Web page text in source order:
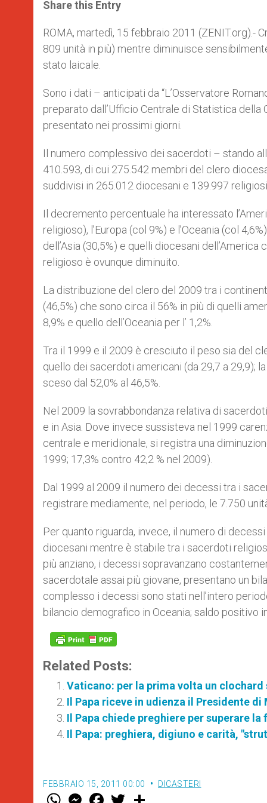
s
p
p
e
g
e
b
o
k
r
Share this Entry
ROMA, martedì, 15 febbraio 2011 (ZENIT.org).-
809 unità in più) mentre diminuisce
stato laicale.
Sono i dati – anticipati da “L’Osservatore
preparato dall’Ufficio Centrale di Statistica
presentato nei prossimi giorni.
Il numero complessivo dei sacerdoti – stando
410.593, di cui 275.542 membri del clero
suddivisi in 265.012 diocesani e 139.997 religiosi.
Il decremento percentuale ha interessato
religioso), l’Europa (col 9%) e l’Oceania (col
dell’Asia (30,5%) e quelli diocesani
religioso è ovunque diminuito.
La distribuzione del clero del 2009 tra i
(46,5%) che sono circa il 56% in più di quelli
8,9% e quello dell’Oceania per l’ 1,2%.
Tra il 1999 e il 2009 è cresciuto il peso sia del
quello dei sacerdoti americani (da 29,7 a 29,9);
sceso dal 52,0% al 46,5%.
Nel 2009 la sovrabbondanza relativa di
e in Asia. Dove invece sussisteva nel 1999
centrale e meridionale, si registra una
1999; 17,3% contro 42,2 % nel 2009).
Dal 1999 al 2009 il numero dei decessi tra i
registrare mediamente, nel periodo, le 7.750
Per quanto riguarda, invece, il numero di
diocesani mentre è stabile tra i sacerdoti
più anziano, i decessi sopravanzano
sacerdotale assai più giovane, presentano un
complesso i decessi sono stati nell’intero
bilancio demografico in Oceania; saldo positivo
Related Posts:
Vaticano: per la prima volta un
Il Papa riceve in udienza il Presidente di
Il Papa chiede preghiere per superare
Il Papa: preghiera, digiuno e carità,
FEBBRAIO 15, 2011 00:00 DICASTERI
W M F